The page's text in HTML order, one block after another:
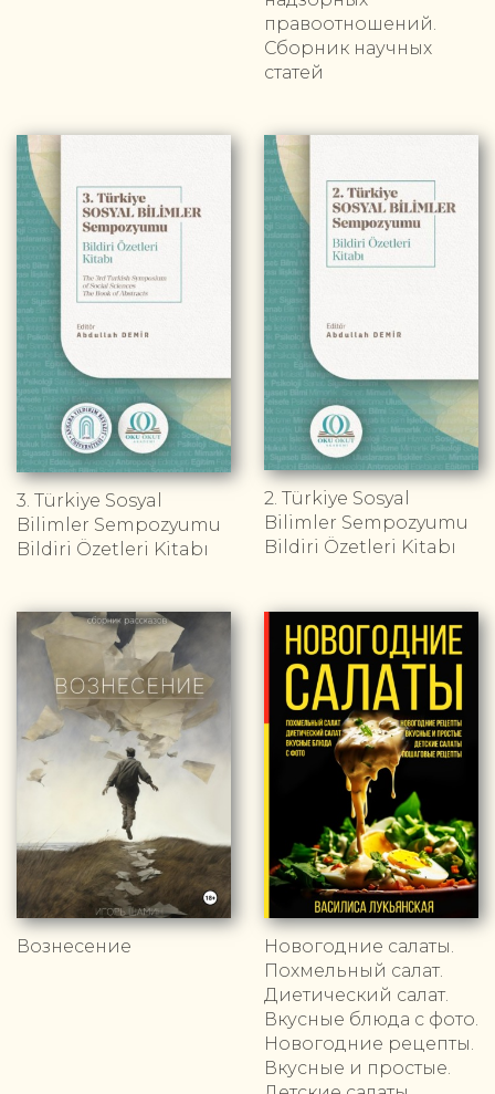
правоотношений.
Сборник научных
статей
3. Türkiye Sosyal
Bilimler Sempozyumu
Bildiri Özetleri Kitabı
2. Türkiye Sosyal
Bilimler Sempozyumu
Bildiri Özetleri Kitabı
Вознесение
Новогодние салаты.
Похмельный салат.
Диетический салат.
Вкусные блюда с фото.
Новогодние рецепты.
Вкусные и простые.